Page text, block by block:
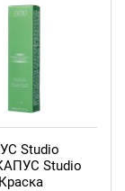
Studio
Studio